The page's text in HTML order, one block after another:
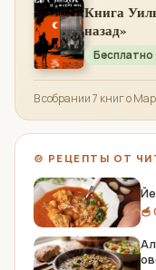
Книга
назад»
Бесплатно
В собрании 7 книг о
🍲 РЕЦЕПТЫ ОТ
🥣